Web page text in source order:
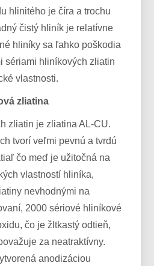
hlinitého je číra a trochu
čistý hliník je relatívne
hliníky sa ľahko poškodia
sériami hliníkových zliatin
vlastnosti.
zliatina
zliatin je zliatina AL-CU.
tvorí veľmi pevnú a tvrdú
čo meď je užitočná na
vlastností hliníka,
nevhodnými na
2000 sériové hliníkové
čo je žltkastý odtieň,
za neatraktívny.
anodizáciou